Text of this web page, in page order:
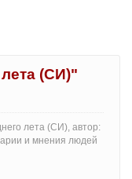
(СИ)"
лета (СИ), автор:
и мнения людей